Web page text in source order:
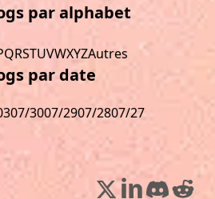
par alphabet
QRSTUVWXYZAutres
par date
07/3007/2907/2807/27